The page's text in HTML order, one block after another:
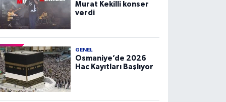
Murat Kekilli konser
verdi
GENEL
Osmaniye’de 2026
Hac Kayıtları Başlıyor